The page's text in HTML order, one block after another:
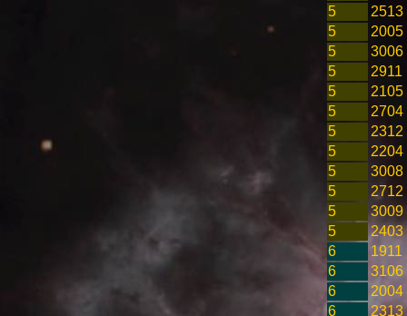
5
2513
5
2005
5
3006
5
2911
5
2105
5
2704
5
2312
5
2204
5
3008
5
2712
5
3009
5
2403
6
1911
6
3106
6
2004
6
2313